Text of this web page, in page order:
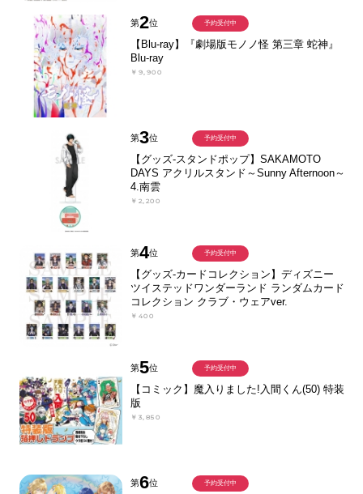
第2位
【Blu-ray】『劇場版モノノ怪 第三章 蛇神』
Blu-ray
￥9,900
予約受付中
第3位
【グッズ-スタンドポップ】SAKAMOTO
DAYS アクリルスタンド～Sunny Afternoon～
4.南雲
￥2,200
予約受付中
第4位
【グッズ-カードコレクション】ディズニー
ツイステッドワンダーランド ランダムカード
コレクション クラブ・ウェアver.
￥400
予約受付中
第5位
【コミック】魔入りました!入間くん(50) 特装
版
￥3,850
予約受付中
第6位 予約受付中